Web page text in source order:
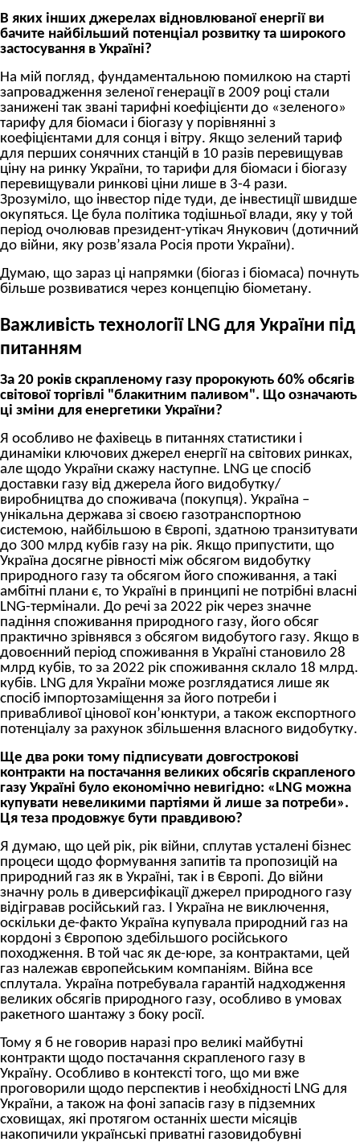
В яких інших джерелах відновлюваної енергії ви
бачите найбільший потенціал розвитку та широкого
застосування в Україні?
На мій погляд, фундаментальною помилкою на старті
запровадження зеленої генерації в 2009 році стали
занижені так звані тарифні коефіцієнти до «зеленого»
тарифу для біомаси і біогазу у порівнянні з
коефіцієнтами для сонця і вітру. Якщо зелений тариф
для перших сонячних станцій в 10 разів перевищував
ціну на ринку України, то тарифи для біомаси і біогазу
перевищували ринкові ціни лише в 3-4 рази.
Зрозуміло, що інвестор піде туди, де інвестиції швидше
окупяться. Це була політика тодішньої влади, яку у той
період очолював президент-утікач Янукович (дотичний
до війни, яку розв’язала Росія проти України).
Думаю, що зараз ці напрямки (біогаз і біомаса) почнуть
більше розвиватися через концепцію біометану.
Важливість технології LNG для України під
питанням
За 20 років скрапленому газу пророкують 60% обсягів
світової торгівлі "блакитним паливом". Що означають
ці зміни для енергетики України?
Я особливо не фахівець в питаннях статистики і
динаміки ключових джерел енергії на світових ринках,
але щодо України скажу наступне. LNG це спосіб
доставки газу від джерела його видобутку/
виробництва до споживача (покупця). Україна –
унікальна держава зі своєю газотранспортною
системою, найбільшою в Європі, здатною транзитувати
до 300 млрд кубів газу на рік. Якщо припустити, що
Україна досягне рівності між обсягом видобутку
природного газу та обсягом його споживання, а такі
амбітні плани є, то Україні в принципі не потрібні власні
LNG-термінали. До речі за 2022 рік через значне
падіння споживання природного газу, його обсяг
практично зрівнявся з обсягом видобутого газу. Якщо в
довоєнний період споживання в Україні становило 28
млрд кубів, то за 2022 рік споживання склало 18 млрд.
кубів. LNG для України може розглядатися лише як
спосіб імпортозаміщення за його потреби і
привабливої цінової кон’юнктури, а також експортного
потенціалу за рахунок збільшення власного видобутку.
Ще два роки тому підписувати довгострокові
контракти на постачання великих обсягів скрапленого
газу Україні було економічно невигідно: «LNG можна
купувати невеликими партіями й лише за потреби».
Ця теза продовжує бути правдивою?
Я думаю, що цей рік, рік війни, сплутав усталені бізнес
процеси щодо формування запитів та пропозицій на
природний газ як в Україні, так і в Європі. До війни
значну роль в диверсифікації джерел природного газу
відігравав російський газ. І Україна не виключення,
оскільки де-факто Україна купувала природний газ на
кордоні з Європою здебільшого російського
походження. В той час як де-юре, за контрактами, цей
газ належав європейським компаніям. Війна все
сплутала. Україна потребувала гарантій надходження
великих обсягів природного газу, особливо в умовах
ракетного шантажу з боку росії.
Тому я б не говорив наразі про великі майбутні
контракти щодо постачання скрапленого газу в
Україну. Особливо в контексті того, що ми вже
проговорили щодо перспектив і необхідності LNG для
України, а також на фоні запасів газу в підземних
сховищах, які протягом останніх шести місяців
накопичили українські приватні газовидобувні